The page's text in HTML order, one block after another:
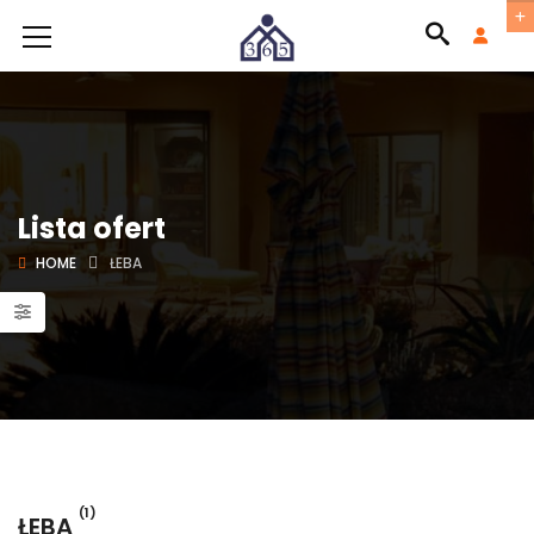
Lista ofert
HOME ŁEBA
ŁEBA (1)